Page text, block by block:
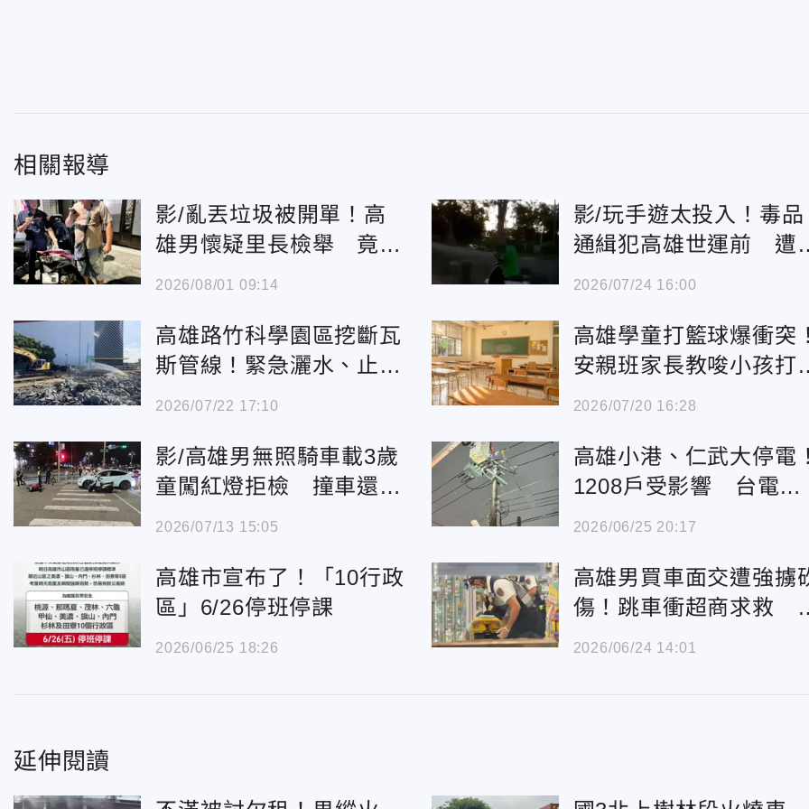
相關報導
影/亂丟垃圾被開單！高
雄男懷疑里長檢舉 竟揮
刀嗆「要殺人」
2026/08/01 09:14
影/玩手遊太投入！毒品
通緝犯高雄世運前 遭
車牌辨識抓包
2026/07/24 16:00
高雄路竹科學園區挖斷瓦
斯管線！緊急灑水、止
漏 幸無傷亡
2026/07/22 17:10
高雄學童打籃球爆衝突！
安親班家長教唆小孩打
3巴掌遭提告
2026/07/20 16:28
影/高雄男無照騎車載3歲
童闖紅燈拒檢 撞車還酒
測超標
2026/07/13 15:05
高雄小港、仁武大停電！
1208戶受影響 台電緊
急搶修中
2026/06/25 20:17
高雄市宣布了！「10行政
區」6/26停班停課
2026/06/25 18:26
高雄男買車面交遭強擄
傷！跳車衝超商求救
動門留血手印
2026/06/24 14:01
延伸閱讀